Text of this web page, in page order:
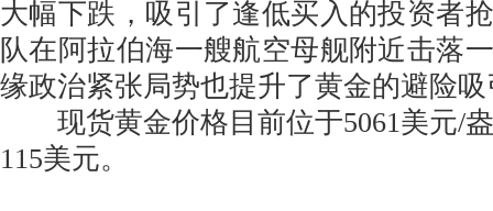
大幅下跌，吸引了逢低买入的投资者
队在阿拉伯海一艘航空母舰附近击落
缘政治紧张局势也提升了黄金的避险
现货黄金价格目前位于5061美元/
115美元。